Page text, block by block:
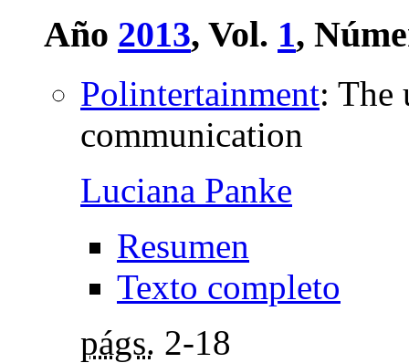
Año 2013, Vol. 1,
Polintertainment: The
communication
Luciana Panke
Resumen
Texto completo
págs. 2-18